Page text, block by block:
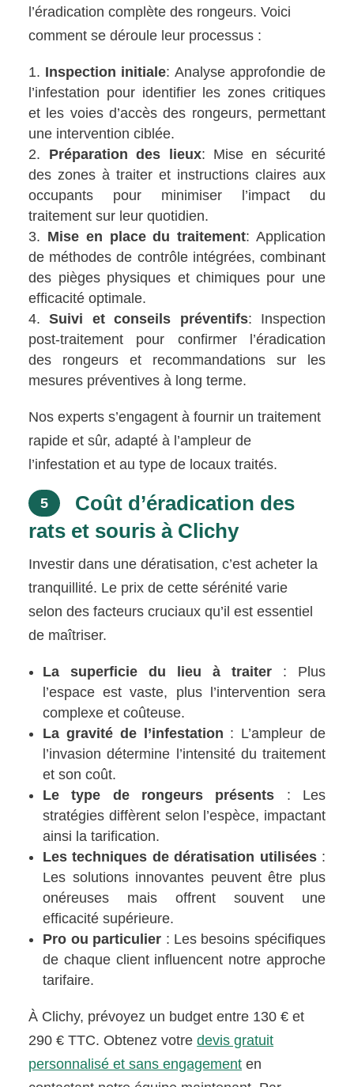
l’éradication complète des rongeurs. Voici
comment se déroule leur processus :
Inspection initiale: Analyse approfondie de
l’infestation pour identifier les zones critiques
et les voies d’accès des rongeurs, permettant
une intervention ciblée.
Préparation des lieux: Mise en sécurité
des zones à traiter et instructions claires aux
occupants pour minimiser l’impact du
traitement sur leur quotidien.
Mise en place du traitement: Application
de méthodes de contrôle intégrées, combinant
des pièges physiques et chimiques pour une
efficacité optimale.
Suivi et conseils préventifs: Inspection
post-traitement pour confirmer l’éradication
des rongeurs et recommandations sur les
mesures préventives à long terme.
Nos experts s’engagent à fournir un traitement
rapide et sûr, adapté à l’ampleur de
l’infestation et au type de locaux traités.
5
Coût d’éradication des
rats et souris à Clichy
Investir dans une dératisation, c’est acheter la
tranquillité. Le prix de cette sérénité varie
selon des facteurs cruciaux qu’il est essentiel
de maîtriser.
La superficie du lieu à traiter: Plus
l’espace est vaste, plus l’intervention sera
complexe et coûteuse.
La gravité de l’infestation : L’ampleur de
l’invasion détermine l’intensité du traitement
et son coût.
Le type de rongeurs présents : Les
stratégies diffèrent selon l’espèce, impactant
ainsi la tarification.
Les techniques de dératisation utilisées:
Les solutions innovantes peuvent être plus
onéreuses mais offrent souvent une
efficacité supérieure.
Pro ou particulier : Les besoins spécifiques
de chaque client influencent notre approche
tarifaire.
À Clichy, prévoyez un budget entre 130 € et
290 € TTC. Obtenez votredevis gratuit
personnalisé et sans engagement en